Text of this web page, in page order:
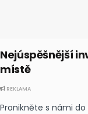
Nejúspěšnější
místě
REKLAMA
Pronikněte s námi